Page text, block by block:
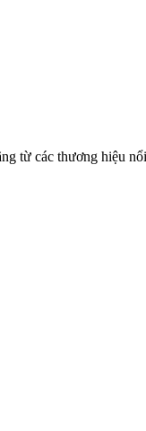
từ các thương hiệu